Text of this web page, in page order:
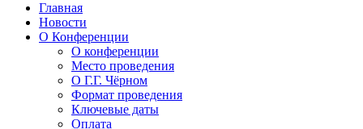
Главная
Новости
О Конференции
О конференции
Место проведения
О Г.Г. Чёрном
Формат проведения
Ключевые даты
Оплата